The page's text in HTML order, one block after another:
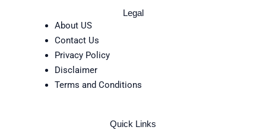
Legal
About US
Contact Us
Privacy Policy
Disclaimer
Terms and Conditions
Quick Links